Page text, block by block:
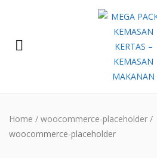
Home / woocommerce-placeholder /
woocommerce-placeholder